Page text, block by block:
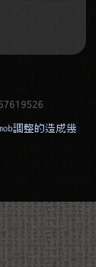
調整的造成幾